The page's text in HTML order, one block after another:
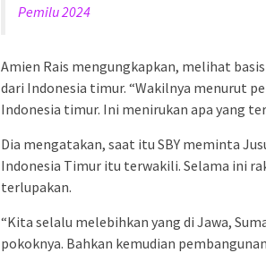
Pemilu 2024
Amien Rais mengungkapkan, melihat
dari Indonesia timur. “Wakilnya menurut
Indonesia timur. Ini menirukan apa yang
Dia mengatakan, saat itu SBY meminta
Indonesia Timur itu terwakili. Selama ini
terlupakan.
“Kita selalu melebihkan yang di Jawa,
pokoknya. Bahkan kemudian